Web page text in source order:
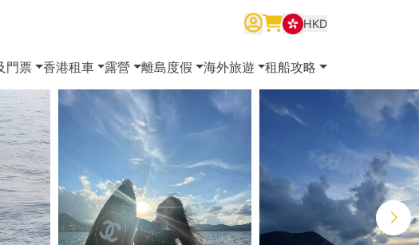
HKD
門票 香港租車 露營 離島度假 海外旅遊 租船攻略